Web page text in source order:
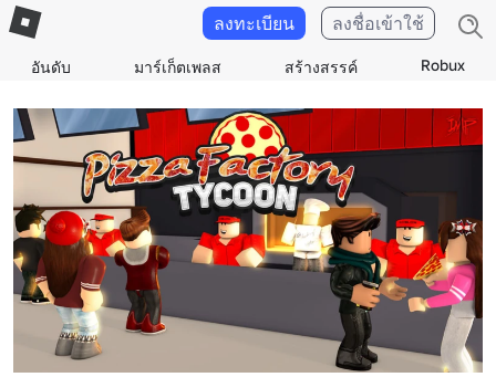
อันดับ มาร์เก็ตเพลส สร้างสรรค์ Robux
ลงทะเบียน ลงชื่อเข้าใช้